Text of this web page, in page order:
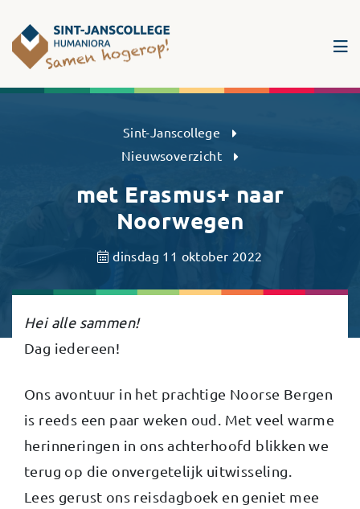
Sint-Janscollege Humaniora
Sint-Janscollege
Nieuwsoverzicht
met Erasmus+ naar
Noorwegen
dinsdag 11 oktober 2022
Hei alle sammen!
Dag iedereen!
Ons avontuur in het prachtige Noorse Bergen
is reeds een paar weken oud. Met veel warme
herinneringen in ons achterhoofd blikken we
terug op die onvergetelijk uitwisseling.
Lees gerust ons reisdagboek en geniet mee